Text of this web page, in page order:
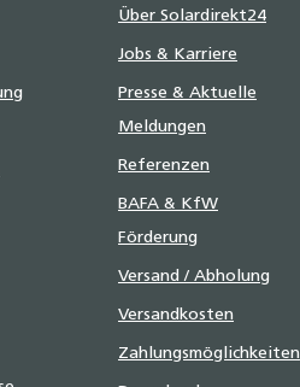
Über Solardirekt24
Jobs & Karriere
Presse & Aktuelle
Meldungen
Referenzen
BAFA & KfW
Förderung
Versand / Abholung
Versandkosten
Zahlungsmöglichkeiten